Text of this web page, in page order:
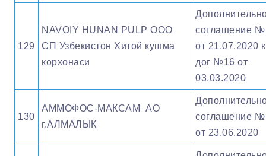
129
NAVOIY HUNAN PULP ООО
СП Узбекистон Хитой кушма
корхонаси
соглашение №
от 21.07.2020 к
дог №16 от
03.03.2020
130
АММОФОС-МАКСАМ АО
г.АЛМАЛЫК
соглашение №
от 23.06.2020